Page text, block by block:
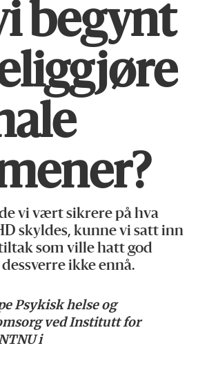
begynt
vi vært sikrere på hva
skyldes, kunne vi satt inn
som ville hatt god
ikke ennå.
Psykisk helse og
ved Institutt for
i